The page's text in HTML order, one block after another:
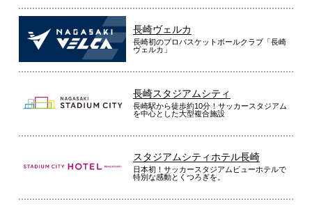
長崎ヴェルカ
長崎初のプロバスケットボールクラブ「長崎
ヴェルカ」
長崎スタジアムシティ
長崎駅から徒歩約10分！サッカースタジアム
を中心とした大型複合施設
スタジアムシティホテル長崎
日本初！サッカースタジアムビューホテルで
特別な感動とくつろぎを。